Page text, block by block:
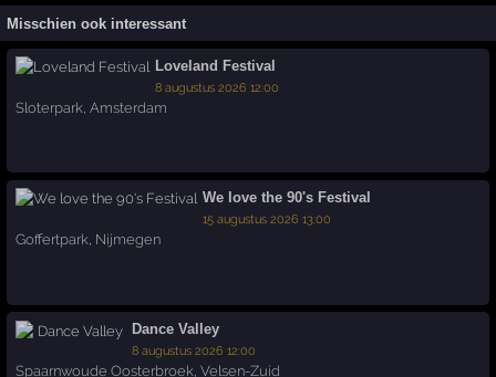
Misschien ook interessant
Loveland Festival
8 augustus 2026 12:00
Sloterpark ,Amsterdam
We love the 90's Festival
15 augustus 2026 13:00
Goffertpark, Nijmegen
Dance Valley
8 augustus 2026 12:00
Spaarnwoude Oosterbroek,Velsen-Zuid